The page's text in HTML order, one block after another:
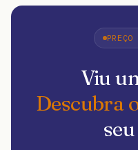
Viu
Descubra